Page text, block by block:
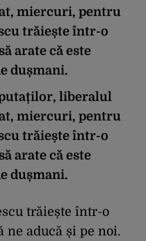
miercuri, pentru
trăiește într-o
arate că este
dușmani.
liberalul
miercuri, pentru
trăiește într-o
arate că este
dușmani.
trăiește într-o
ne aducă și pe noi.